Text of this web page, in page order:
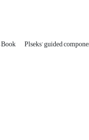
Plseks’ guided